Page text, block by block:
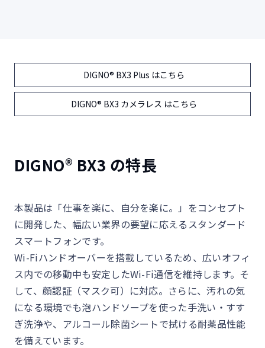
DIGNO® BX3 Plus はこちら
DIGNO® BX3 カメラレス はこちら
DIGNO® BX3 の特長
本製品は「仕事を楽に、自分を楽に。」をコンセプト
に開発した、幅広い業界の要望に応えるスタンダード
スマートフォンです。
Wi-Fiハンドオーバーを搭載しているため、広いオフィ
ス内での移動中も安定したWi-Fi通信を維持します。そ
して、顔認証（マスク可）に対応。さらに、汚れの気
になる環境でも泡ハンドソープを使った手洗い・すす
ぎ洗浄や、アルコール除菌シートで拭ける耐薬品性能
を備えています。